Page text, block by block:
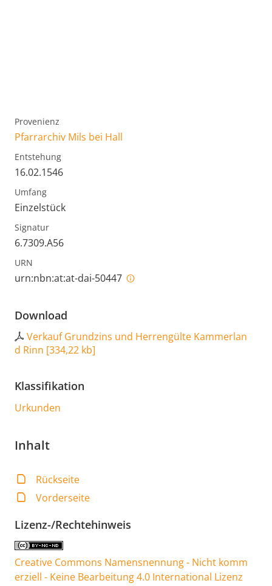
Provenienz
Pfarrarchiv Mils bei Hall
Entstehung
16.02.1546
Umfang
Einzelstück
Signatur
6.7309.A56
URN
urn:nbn:at:at-dai-50447
Download
Verkauf Grundzins und Herrengülte Kammerlan
d Rinn [334,22 kb]
Klassifikation
Urkunden
Inhalt
Rückseite
Vorderseite
Lizenz-/Rechtehinweis
Creative Commons Namensnennung - Nicht komm
erziell - Keine Bearbeitung 4.0 International Lizenz